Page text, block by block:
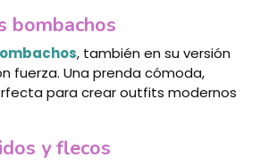
bombachos
, también en su versión
fuerza. Una prenda cómoda,
para crear outfits modernos
y flecos